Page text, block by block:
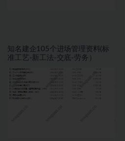
知名建企105个进场管理资料(标
准工艺-新工法-交底-劳务）